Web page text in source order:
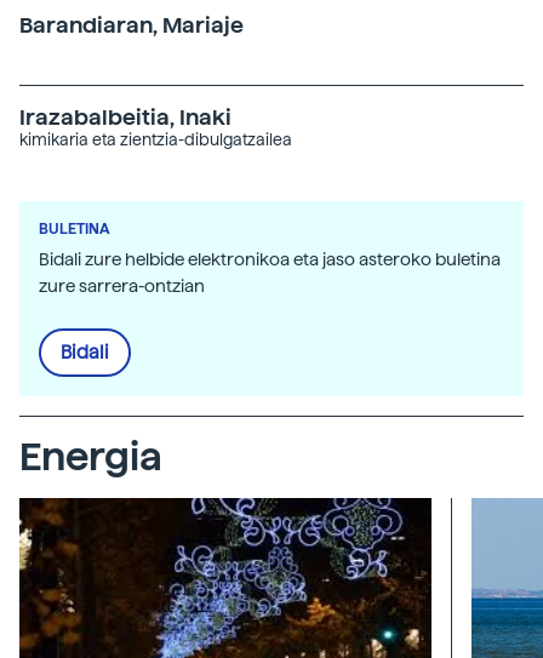
Barandiaran, Mariaje
Irazabalbeitia, Inaki
kimikaria eta zientzia-dibulgatzailea
BULETINA
Bidali zure helbide elektronikoa eta jaso asteroko buletina
zure sarrera-ontzian
Bidali
Energia